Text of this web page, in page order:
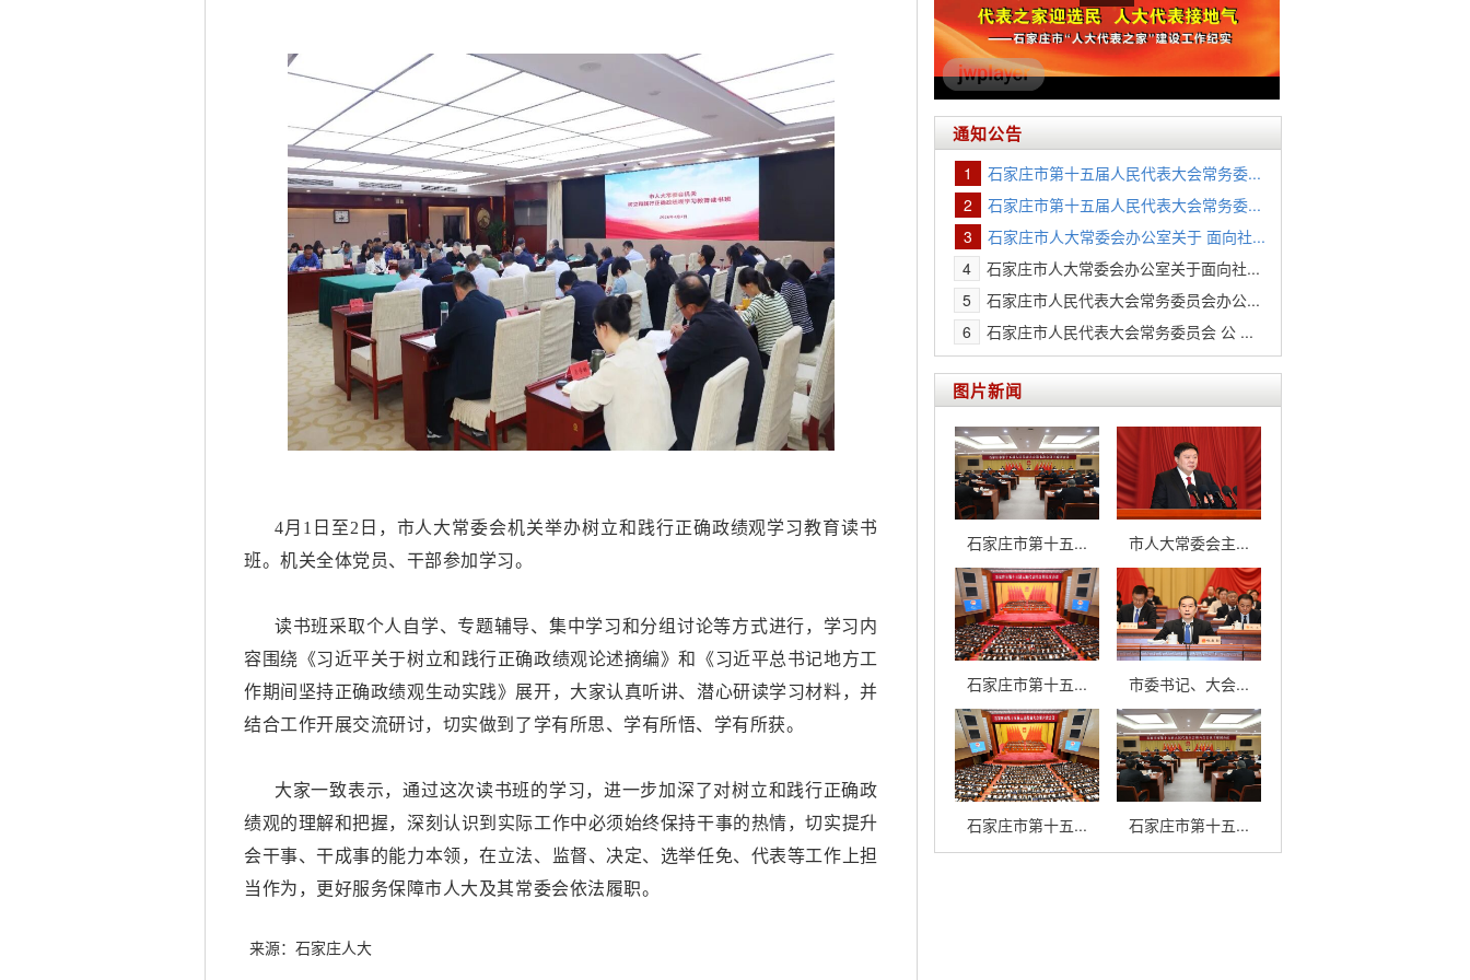
4月1日至2日，市人大常委会机关举办树立和践行正确政绩观学习教育读书
班。机关全体党员、干部参加学习。
读书班采取个人自学、专题辅导、集中学习和分组讨论等方式进行，学习内
容围绕《习近平关于树立和践行正确政绩观论述摘编》和《习近平总书记地方工
作期间坚持正确政绩观生动实践》展开，大家认真听讲、潜心研读学习材料，并
结合工作开展交流研讨，切实做到了学有所思、学有所悟、学有所获。
大家一致表示，通过这次读书班的学习，进一步加深了对树立和践行正确政
绩观的理解和把握，深刻认识到实际工作中必须始终保持干事的热情，切实提升
会干事、干成事的能力本领，在立法、监督、决定、选举任免、代表等工作上担
当作为，更好服务保障市人大及其常委会依法履职。
来源：石家庄人大
通知公告
1
石家庄市第十五届人民代表大会常务委...
2
石家庄市第十五届人民代表大会常务委...
3
石家庄市人大常委会办公室关于 面向社...
4
石家庄市人大常委会办公室关于面向社...
5
石家庄市人民代表大会常务委员会办公...
6
石家庄市人民代表大会常务委员会 公 ...
图片新闻
石家庄市第十五... 市人大常委会主...
石家庄市第十五... 市委书记、大会...
石家庄市第十五... 石家庄市第十五...